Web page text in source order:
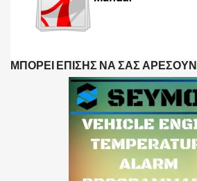
ΜΠΟΡΕΊ ΕΠΊΣΗΣ ΝΑ ΣΑΣ ΑΡΈΣΟΥΝ